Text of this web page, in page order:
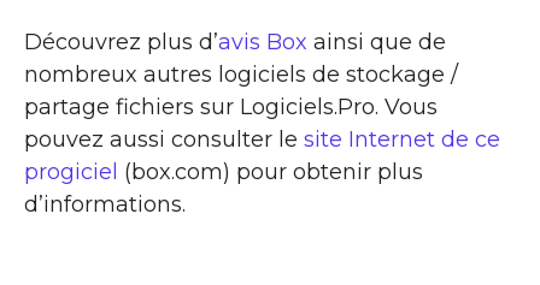
Découvrez plus d’avis Box ainsi que de
nombreux autres logiciels de stockage /
partage fichiers sur Logiciels.Pro. Vous
pouvez aussi consulter le site Internet de ce
progiciel (box.com) pour obtenir plus
d’informations.